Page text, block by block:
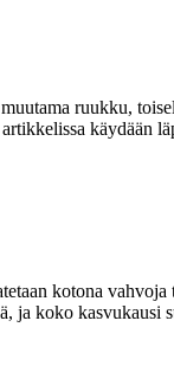
ruukku,
käydään
kotona
koko kasvukausi